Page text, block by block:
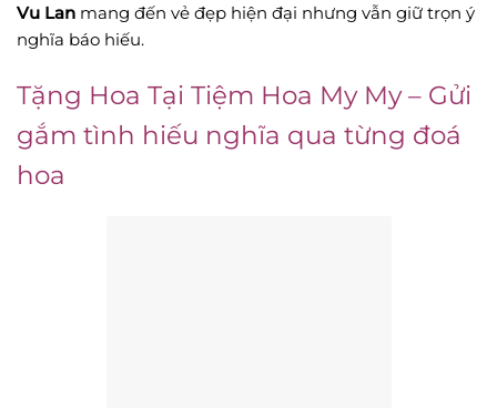
Vu Lan mang đến vẻ đẹp hiện đại nhưng vẫn giữ trọn ý
nghĩa báo hiếu.
Tặng Hoa Tại Tiệm Hoa My My – Gửi
gắm tình hiếu nghĩa qua từng đoá
hoa